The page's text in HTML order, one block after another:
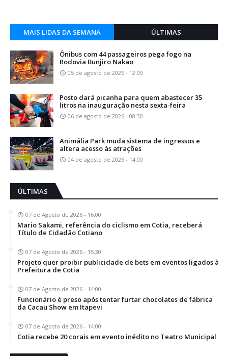
MAIS LIDAS DA SEMANA ÚLTIMAS
Ônibus com 44 passageiros pega fogo na
Rodovia Bunjiro Nakao
05 de agosto de 2026 - 12:09
Posto dará picanha para quem abastecer 35
litros na inauguração nesta sexta-feira
06 de agosto de 2026 - 08:30
Animália Park muda sistema de ingressos e
altera acesso às atrações
04 de agosto de 2026 - 14:00
ÚLTIMAS
07 de Agosto de 2026 - 16:00
Mario Sakami, referência do ciclismo em Cotia, receberá
Título de Cidadão Cotiano
07 de Agosto de 2026 - 15:30
Projeto quer proibir publicidade de bets em eventos ligados à
Prefeitura de Cotia
07 de Agosto de 2026 - 14:00
Funcionário é preso após tentar furtar chocolates de fábrica
da Cacau Show em Itapevi
07 de Agosto de 2026 - 14:00
Cotia recebe 20 corais em evento inédito no Teatro Municipal